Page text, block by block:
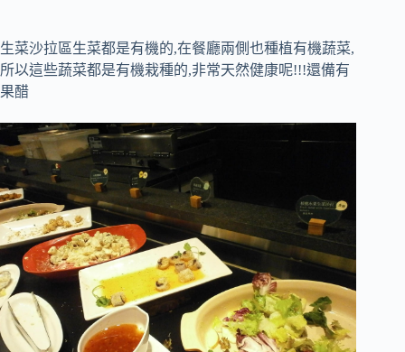
生菜沙拉區生菜都是有機的,在餐廳兩側也種植有機蔬菜,
所以這些蔬菜都是有機栽種的,非常天然健康呢!!!還備有
果醋